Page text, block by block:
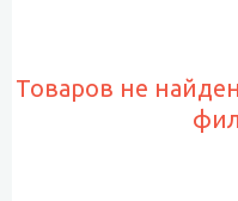
Товаров не